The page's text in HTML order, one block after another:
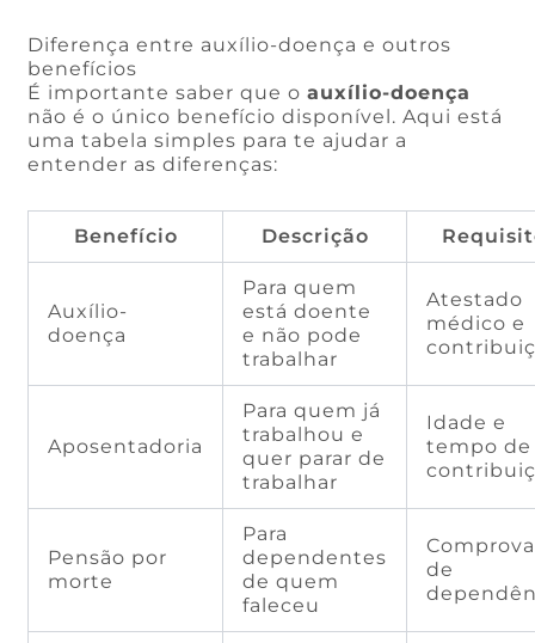
Diferença entre auxílio-doença e outros
benefícios
É importante saber que oauxílio-doença
não é o único benefício disponível. Aqui está
uma tabela simples para te ajudar a
entender as diferenças:
Benefício Descrição
Auxílio-
doença
Para quem
está doente
e não pode
trabalhar
Atestado
médico e
Aposentadoria
Para quem já
trabalhou e
quer parar de
trabalhar
Idade e
tempo de
Pensão por
morte
Para
dependentes
de quem
faleceu
de